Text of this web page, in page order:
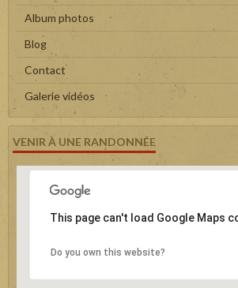
Album photos
Blog
Contact
Galerie vidéos
VENIR À UNE RANDONNÉE
This page can't load Google Maps
Do you own this website?